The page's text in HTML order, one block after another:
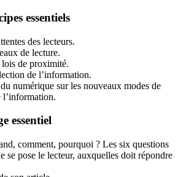
essentiels
des lecteurs.
de lecture.
lois de proximité.
de l’information.
numérique sur les nouveaux modes de
l’information.
essentiel
comment, pourquoi ? Les six questions
se pose le lecteur, auxquelles doit répondre